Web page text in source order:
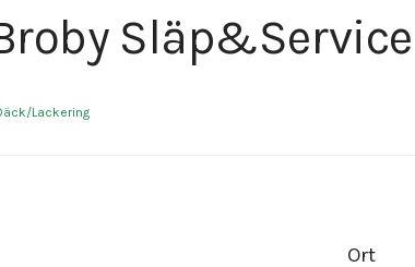
Lackering
Ort